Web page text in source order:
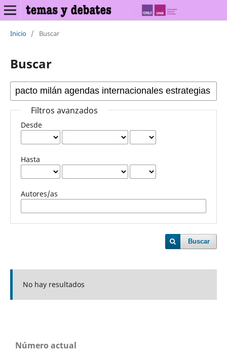
Inicio / Buscar
Buscar
Filtros avanzados
Desde
Hasta
Autores/as
Buscar
No hay resultados
Número actual